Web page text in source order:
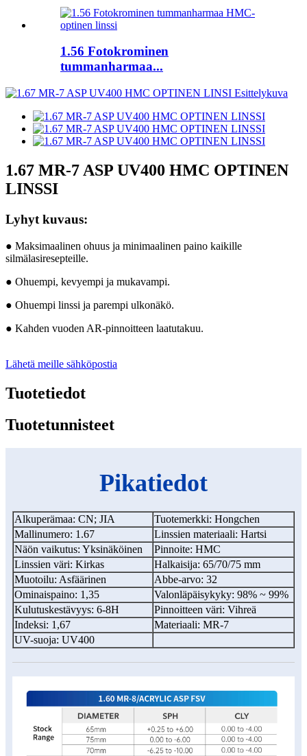
1.56 Fotokrominen
tummanharmaa...
1.67 MR-7 ASP UV400 HMC OPTINEN
LINSSI
Lyhyt kuvaus:
● Maksimaalinen ohuus ja minimaalinen paino kaikille
silmälasiresepteille.
● Ohuempi, kevyempi ja mukavampi.
● Ohuempi linssi ja parempi ulkonäkö.
● Kahden vuoden AR-pinnoitteen laatutakuu.
Lähetä meille sähköpostia
Tuotetiedot
Tuotetunnisteet
Pikatiedot
Alkuperämaa: CN; JIA
Tuotemerkki: Hongchen
Mallinumero: 1.67
Linssien materiaali: Hartsi
Näön vaikutus: Yksinäköinen
Pinnoite: HMC
Linssien väri: Kirkas
Halkaisija: 65/70/75 mm
Muotoilu: Asfäärinen
Abbe-arvo: 32
Ominaispaino: 1,35
Valonläpäisykyky: 98% ~ 99%
Kulutuskestävyys: 6-8H
Pinnoitteen väri: Vihreä
Indeksi: 1,67
Materiaali: MR-7
UV-suoja: UV400